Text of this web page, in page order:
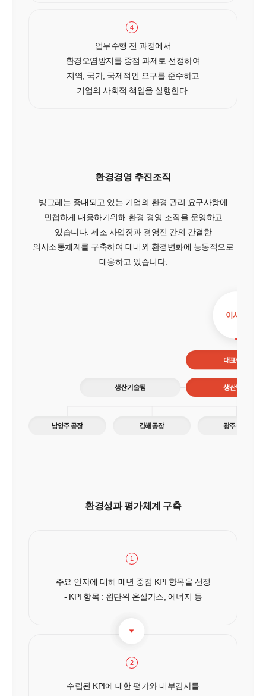
4
업무수행 전 과정에서
환경오염방지를 중점 과제로 선정하여
지역, 국가, 국제적인 요구를 준수하고
기업의 사회적 책임을 실행한다.
환경경영 추진조직
빙그레는 증대되고 있는 기업의 환경 관리 요구사항에
민첩하게 대응하기위해 환경 경영 조직을 운영하고
있습니다. 제조 사업장과경영진 간의 간결한
의사소통체계를 구축하여 대내외 환경변화에 능동적으로
대응하고 있습니다.
환경성과 평가체계 구축
1
주요 인자에 대해 매년 중점 KPI 항목을 선정
- KPI 항목 : 원단위 온실가스, 에너지 등
2
수립된 KPI에 대한 평가와 내부감사를